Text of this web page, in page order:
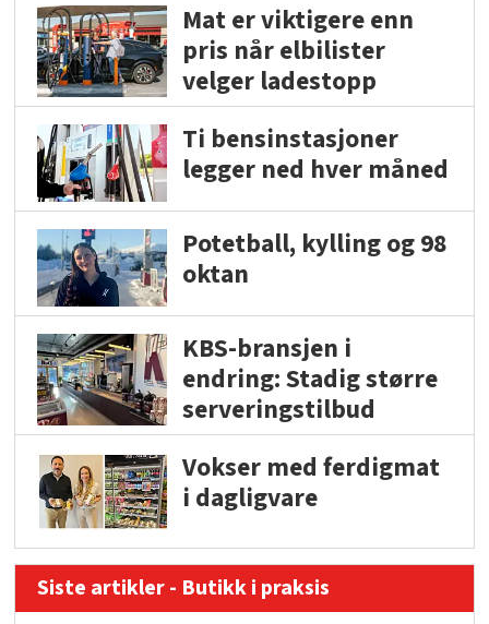
Mat er viktigere enn
pris når elbilister
velger ladestopp
Ti bensinstasjoner
legger ned hver måned
Potetball, kylling og 98
oktan
KBS-bransjen i
endring: Stadig større
serveringstilbud
Vokser med ferdigmat
i dagligvare
Siste artikler - Butikk i praksis